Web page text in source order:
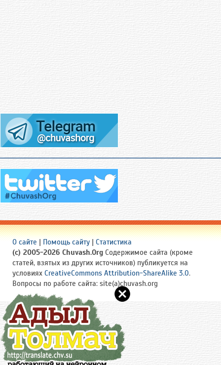
О сайте | Помощь сайту | Статистика
(c) 2005-2026 Chuvash.Org Содержимое сайта (кроме
статей, взятых из других источников) публикуется на
условиях CreativeCommons Attribution-ShareAlike 3.0.
Вопросы по работе сайта: site(a)chuvash.org